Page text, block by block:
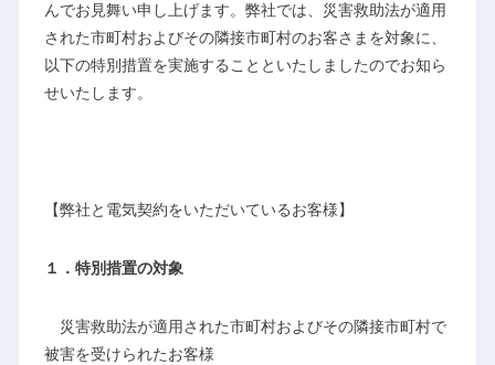
んでお見舞い申し上げます。弊社では、災害救助法が適用
された市町村およびその隣接市町村のお客さまを対象に、
以下の特別措置を実施することといたしましたのでお知ら
せいたします。
【弊社と電気契約をいただいているお客様】
１．特別措置の対象
災害救助法が適用された市町村およびその隣接市町村で
被害を受けられたお客様